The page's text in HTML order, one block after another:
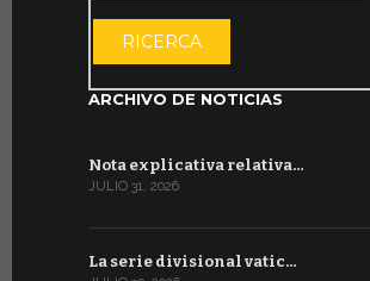
RICERCA
ARCHIVO DE NOTICIAS
Nota explicativa relativa…
JULIO 31, 2026
La serie divisional vatic…